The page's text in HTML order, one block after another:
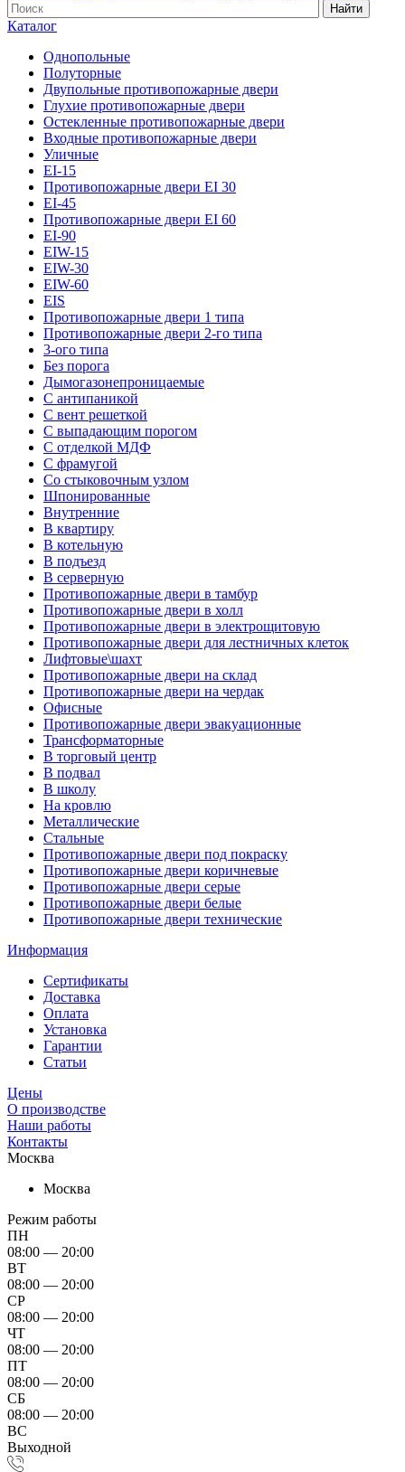
Найти
Каталог
Однопольные
Полуторные
Двупольные противопожарные двери
Глухие противопожарные двери
Остекленные противопожарные двери
Входные противопожарные двери
Уличные
EI-15
Противопожарные двери EI 30
EI-45
Противопожарные двери EI 60
EI-90
EIW-15
EIW-30
EIW-60
EIS
Противопожарные двери 1 типа
Противопожарные двери 2-го типа
3-ого типа
Без порога
Дымогазонепроницаемые
С антипаникой
С вент решеткой
С выпадающим порогом
С отделкой МДФ
С фрамугой
Со стыковочным узлом
Шпонированные
Внутренние
В квартиру
В котельную
В подъезд
В серверную
Противопожарные двери в тамбур
Противопожарные двери в холл
Противопожарные двери в электрощитовую
Противопожарные двери для лестничных клеток
Лифтовые\шахт
Противопожарные двери на склад
Противопожарные двери на чердак
Офисные
Противопожарные двери эвакуационные
Трансформаторные
В торговый центр
В подвал
В школу
На кровлю
Металлические
Стальные
Противопожарные двери под покраску
Противопожарные двери коричневые
Противопожарные двери серые
Противопожарные двери белые
Противопожарные двери технические
Информация
Сертификаты
Доставка
Оплата
Установка
Гарантии
Статьи
Цены
О производстве
Наши работы
Контакты
Москва
Москва
Режим работы
ПН
08:00 — 20:00
ВТ
08:00 — 20:00
СР
08:00 — 20:00
ЧТ
08:00 — 20:00
ПТ
08:00 — 20:00
СБ
08:00 — 20:00
ВС
Выходной